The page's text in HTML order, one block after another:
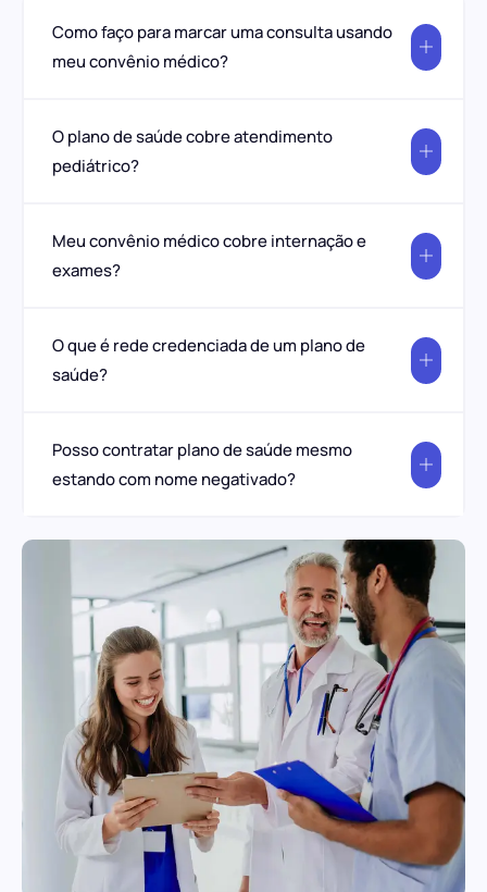
Como faço para marcar uma consulta usando
meu convênio médico?
O plano de saúde cobre atendimento
pediátrico?
Meu convênio médico cobre internação e
exames?
O que é rede credenciada de um plano de
saúde?
Posso contratar plano de saúde mesmo
estando com nome negativado?